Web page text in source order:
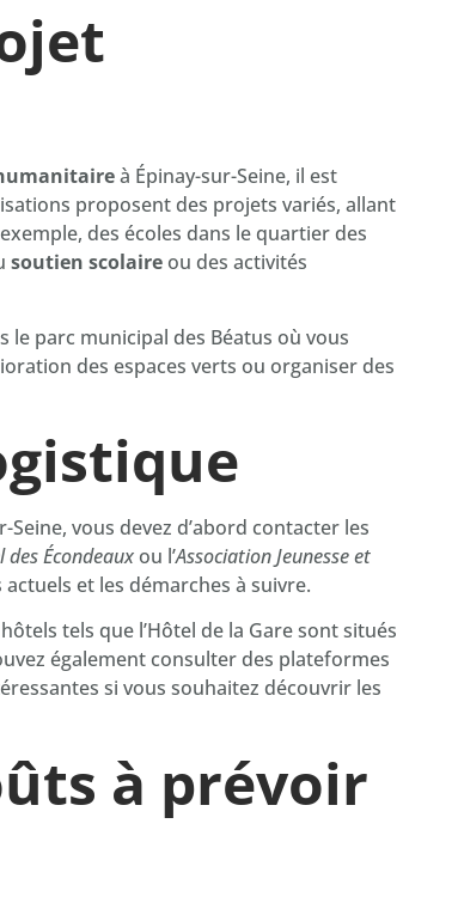
à Épinay-sur-Seine, il est
proposent des projets variés, allant
des écoles dans le quartier des
soutien scolaire ou des activités
parc municipal des Béatus où vous
des espaces verts ou organiser des
vous devez d’abord contacter les
Écondeaux ou l’Association Jeunesse et
et les démarches à suivre.
tels que l’Hôtel de la Gare sont situés
également consulter des plateformes
si vous souhaitez découvrir les
à prévoir